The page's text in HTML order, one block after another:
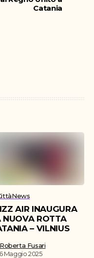
Catania
News
AIR INAUGURA
NUOVA ROTTA
– VILNIUS
Roberta Fusari
6 Maggio 2025